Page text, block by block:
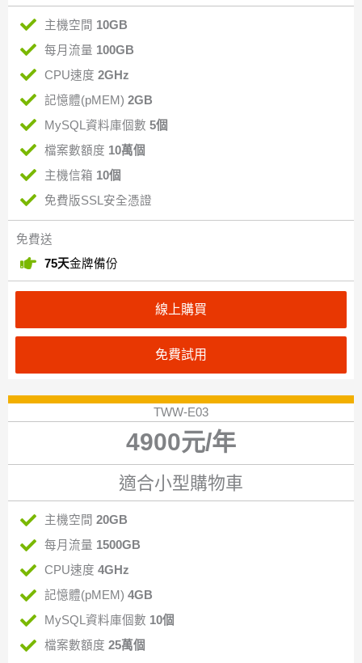
主機空間 10GB
每月流量 100GB
CPU速度 2GHz
記憶體(pMEM) 2GB
MySQL資料庫個數 5個
檔案數額度 10萬個
主機信箱 10個
免費版SSL安全憑證
免費送
75天金牌備份
線上購買
免費試用
TWW-E03
4900元/年
適合小型購物車
主機空間 20GB
每月流量 1500GB
CPU速度 4GHz
記憶體(pMEM) 4GB
MySQL資料庫個數 10個
檔案數額度 25萬個